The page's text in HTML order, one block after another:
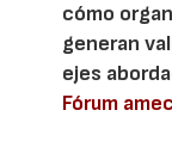
cómo
generan
ejes
Fórum amec